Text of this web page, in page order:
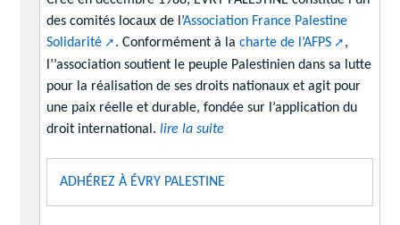
des comités locaux de l’Association France Palestine
Solidarité
. Conformément à la charte de l’AFPS
,
l’’association soutient le peuple Palestinien dans sa lutte
pour la réalisation de ses droits nationaux et agit pour
une paix réelle et durable, fondée sur l’application du
droit international. lire la suite
ADHÉREZ À ÉVRY PALESTINE